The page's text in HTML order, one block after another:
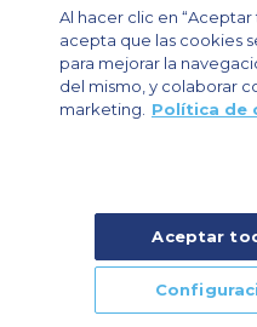
Chárter privado
Chárter para grupos
Private Charter App
© 2024 Air Charter Service | Rua
Olimpia, Sao Paulo-SP Brasil,
Chárter Privado +55 1135860500
Chárter para Grupos +55
Al hacer clic en
acepta que las cookies
para mejorar la
del mismo, y colaborar
marketing.
Política de
Aceptar